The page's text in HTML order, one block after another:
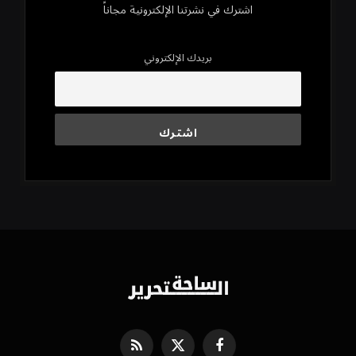
اشترك في نشرتنا الإلكترونية مجاناً
بريدك الإلكتروني